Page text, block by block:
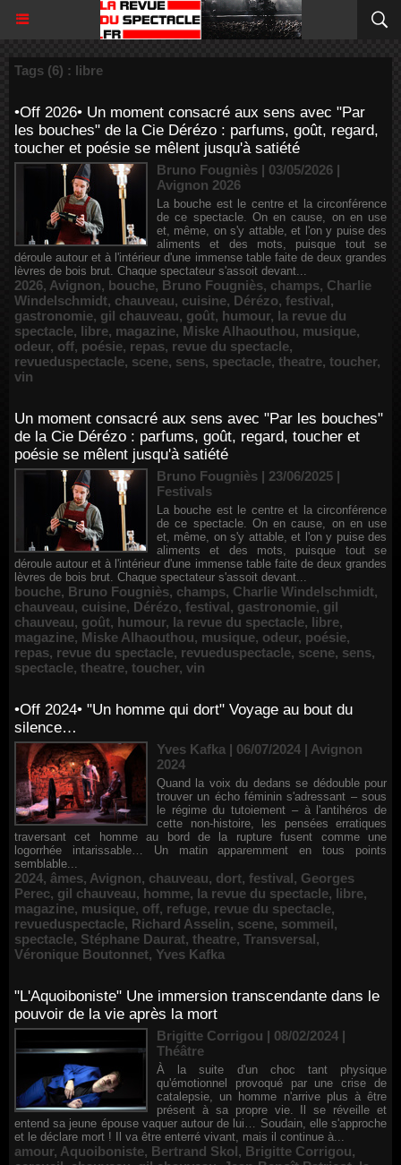
Tags (6) : libre
•Off 2026• Un moment consacré aux sens avec "Par
les bouches" de la Cie Dérézo : parfums, goût, regard,
toucher et poésie se mêlent jusqu'à satiété
Bruno Fougniès | 03/05/2026 |
Avignon 2026
La bouche est le centre et la circonférence
de ce spectacle. On en cause, on en use
et, même, on s'y attable, et l'on y puise des
aliments et des mots, puisque tout se
déroule autour et à l'intérieur d'une immense table faite de deux grandes
lèvres de bois brut. Chaque spectateur s'assoit devant...
2026, Avignon, bouche, Bruno Fougniès, champs, Charlie
Windelschmidt, chauveau, cuisine, Dérézo, festival,
gastronomie, gil chauveau, goût, humour, la revue du
spectacle, libre, magazine, Miske Alhaouthou, musique,
odeur, off, poésie, repas, revue du spectacle,
revueduspectacle, scene, sens, spectacle, theatre, toucher,
vin
Un moment consacré aux sens avec "Par les bouches"
de la Cie Dérézo : parfums, goût, regard, toucher et
poésie se mêlent jusqu'à satiété
Bruno Fougniès | 23/06/2025 |
Festivals
La bouche est le centre et la circonférence
de ce spectacle. On en cause, on en use
et, même, on s'y attable, et l'on y puise des
aliments et des mots, puisque tout se
déroule autour et à l'intérieur d'une immense table faite de deux grandes
lèvres de bois brut. Chaque spectateur s'assoit devant...
bouche, Bruno Fougniès, champs, Charlie Windelschmidt,
chauveau, cuisine, Dérézo, festival, gastronomie, gil
chauveau, goût, humour, la revue du spectacle, libre,
magazine, Miske Alhaouthou, musique, odeur, poésie,
repas, revue du spectacle, revueduspectacle, scene, sens,
spectacle, theatre, toucher, vin
•Off 2024• "Un homme qui dort" Voyage au bout du
silence…
Yves Kafka | 06/07/2024 | Avignon
2024
Quand la voix du dedans se dédouble pour
trouver un écho féminin s'adressant – sous
le régime du tutoiement – à l'antihéros de
cette non-histoire, les pensées erratiques
traversant cet homme au bord de la rupture fusent comme une
logorrhée intarissable… Un matin apparemment en tous points
semblable...
2024, âmes, Avignon, chauveau, dort, festival, Georges
Perec, gil chauveau, homme, la revue du spectacle, libre,
magazine, musique, off, refuge, revue du spectacle,
revueduspectacle, Richard Asselin, scene, sommeil,
spectacle, Stéphane Daurat, theatre, Transversal,
Véronique Boutonnet, Yves Kafka
"L'Aquoiboniste" Une immersion transcendante dans le
pouvoir de la vie après la mort
Brigitte Corrigou | 08/02/2024 |
Théâtre
À la suite d'un choc tant physique
qu'émotionnel provoqué par une crise de
catalepsie, un homme n'arrive plus à être
présent à sa propre vie. Il se réveille et
entend sa jeune épouse vaquer autour de lui… Soudain, elle s'approche
et le déclare mort ! Il va être enterré vivant, mais il continue à...
amour, Aquoiboniste, Bertrand Skol, Brigitte Corrigou,